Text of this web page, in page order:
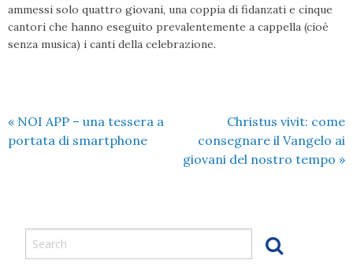
ammessi solo quattro giovani, una coppia di fidanzati e cinque
cantori che hanno eseguito prevalentemente a cappella (cioè
senza musica) i canti della celebrazione.
« NOI APP – una tessera a
portata di smartphone
Christus vivit: come
consegnare il Vangelo ai
giovani del nostro tempo »